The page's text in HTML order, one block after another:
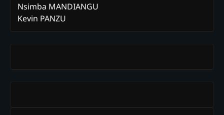
Nsimba MANDIANGU
Kevin PANZU